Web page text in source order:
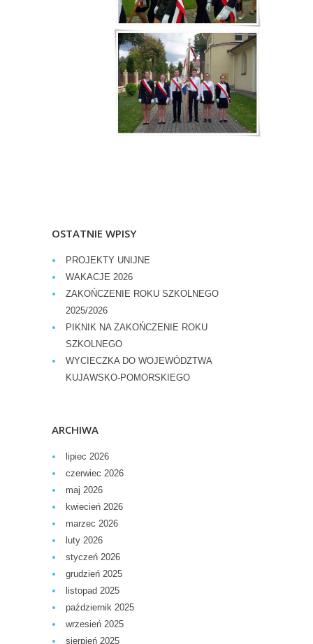
OSTATNIE WPISY
PROJEKTY UNIJNE
WAKACJE 2026
ZAKOŃCZENIE ROKU SZKOLNEGO
2025/2026
PIKNIK NA ZAKOŃCZENIE ROKU
SZKOLNEGO
WYCIECZKA DO WOJEWÓDZTWA
KUJAWSKO-POMORSKIEGO
ARCHIWA
lipiec 2026
czerwiec 2026
maj 2026
kwiecień 2026
marzec 2026
luty 2026
styczeń 2026
grudzień 2025
listopad 2025
październik 2025
wrzesień 2025
sierpień 2025